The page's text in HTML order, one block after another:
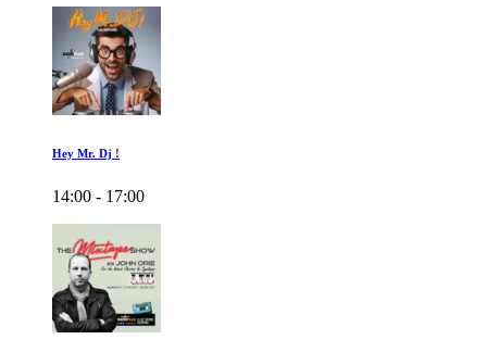
Hey Mr. Dj !
14:00 - 17:00